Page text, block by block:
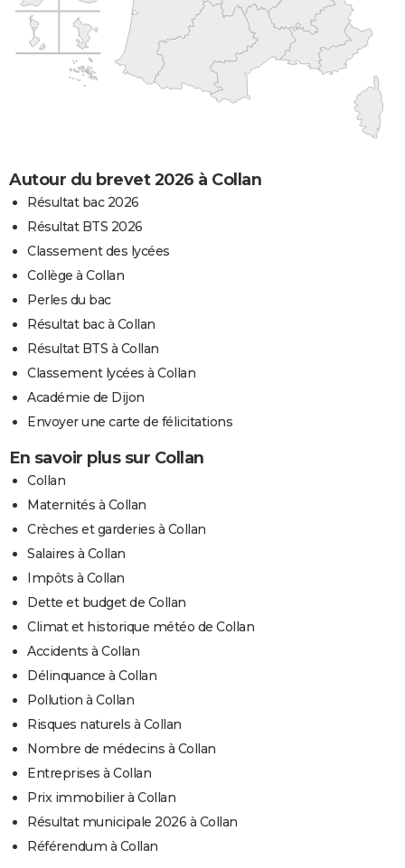
Autour du brevet 2026 à Collan
Résultat bac 2026
Résultat BTS 2026
Classement des lycées
Collège à Collan
Perles du bac
Résultat bac à Collan
Résultat BTS à Collan
Classement lycées à Collan
Académie de Dijon
Envoyer une carte de félicitations
En savoir plus sur Collan
Collan
Maternités à Collan
Crèches et garderies à Collan
Salaires à Collan
Impôts à Collan
Dette et budget de Collan
Climat et historique météo de Collan
Accidents à Collan
Délinquance à Collan
Pollution à Collan
Risques naturels à Collan
Nombre de médecins à Collan
Entreprises à Collan
Prix immobilier à Collan
Résultat municipale 2026 à Collan
Référendum à Collan